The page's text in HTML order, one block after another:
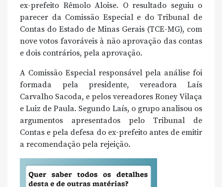
ex-prefeito Rêmolo Aloise. O resultado seguiu o
parecer da Comissão Especial e do Tribunal de
Contas do Estado de Minas Gerais (TCE-MG), com
nove votos favoráveis à não aprovação das contas
e dois contrários, pela aprovação.
A Comissão Especial responsável pela análise foi
formada pela presidente, vereadora Laís
Carvalho Sacoda, e pelos vereadores Roney Vilaça
e Luiz de Paula. Segundo Laís, o grupo analisou os
argumentos apresentados pelo Tribunal de
Contas e pela defesa do ex-prefeito antes de emitir
a recomendação pela rejeição.